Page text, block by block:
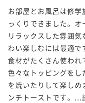
お部屋とお風呂は修
っくりできました。
リラックスした雰囲
わい楽しむには最適
食材がたくさん使われ
色々なトッピングを
を焼いたりして楽し
ンチトーストです。...